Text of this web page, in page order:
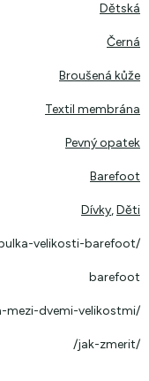
Dětská
Černá
Broušená kůže
Textil membrána
Pevný opatek
Barefoot
Dívky,Děti
velikosti-barefoot/
barefoot
mezi-dvemi-velikostmi/
/jak-zmerit/